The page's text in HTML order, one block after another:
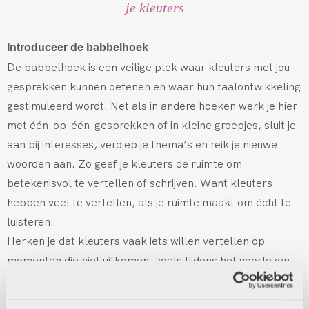
je kleuters
Introduceer de babbelhoek
De babbelhoek is een veilige plek waar kleuters met jou
gesprekken kunnen oefenen en waar hun taalontwikkeling
gestimuleerd wordt. Net als in andere hoeken werk je hier
met één-op-één-gesprekken of in kleine groepjes, sluit je
aan bij interesses, verdiep je thema’s en reik je nieuwe
woorden aan. Zo geef je kleuters de ruimte om
betekenisvol te vertellen of schrijven. Want kleuters
hebben veel te vertellen, als je ruimte maakt om écht te
luisteren.
Herken je dat kleuters vaak iets willen vertellen op
momenten die niet uitkomen, zoals tijdens het voorlezen
of vlak voor de kring? Je hoeft dat enthousiasme niet te